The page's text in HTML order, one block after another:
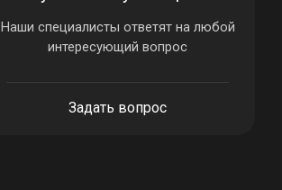
Наши специалисты ответят на любой
интересующий вопрос
Задать вопрос